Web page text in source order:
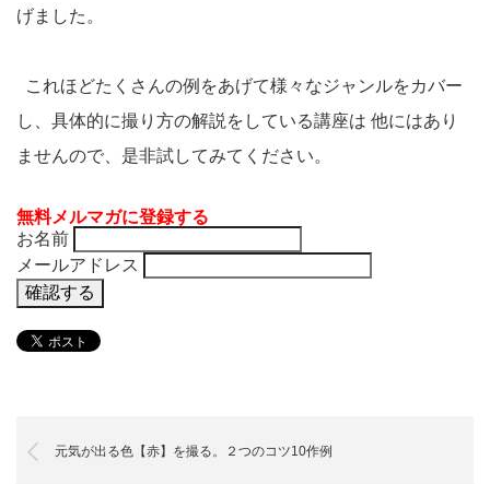
げました。
これほどたくさんの例をあげて様々なジャンルをカバー
し、具体的に撮り方の解説をしている講座は 他にはあり
ませんので、是非試してみてください。
無料メルマガに登録する
お名前
メールアドレス
元気が出る色【赤】を撮る。２つのコツ10作例